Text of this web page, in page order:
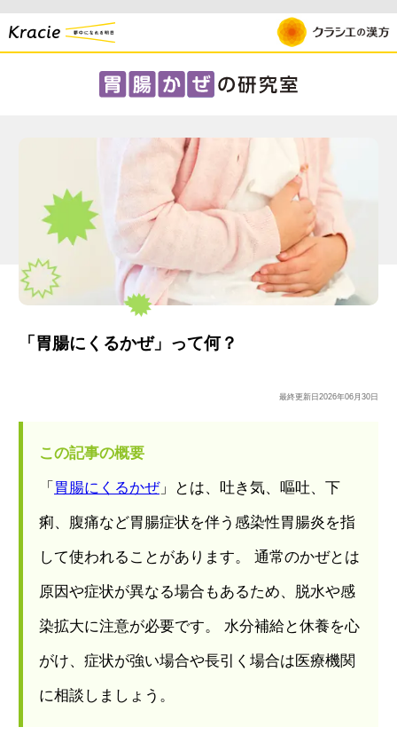
「胃腸にくるかぜ」って何？
最終更新日 2026年06月30日
この記事の概要
「胃腸にくるかぜ」とは、吐き気、嘔吐、下
痢、腹痛など胃腸症状を伴う感染性胃腸炎を指
して使われることがあります。 通常のかぜとは
原因や症状が異なる場合もあるため、脱水や感
染拡大に注意が必要です。 水分補給と休養を心
がけ、症状が強い場合や長引く場合は医療機関
に相談しましょう。